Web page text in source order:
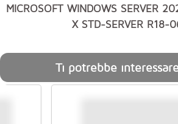
MICROSOFT WINDOWS SERVER
X STD-SERVER R18-
Ti potrebbe